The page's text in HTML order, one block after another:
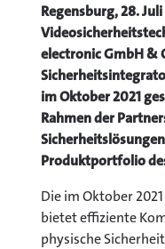
Regensburg, 28.
electronic GmbH &
im Oktober 2021
Rahmen der
Produktportfolio
Die im Oktober
bietet effiziente
physische